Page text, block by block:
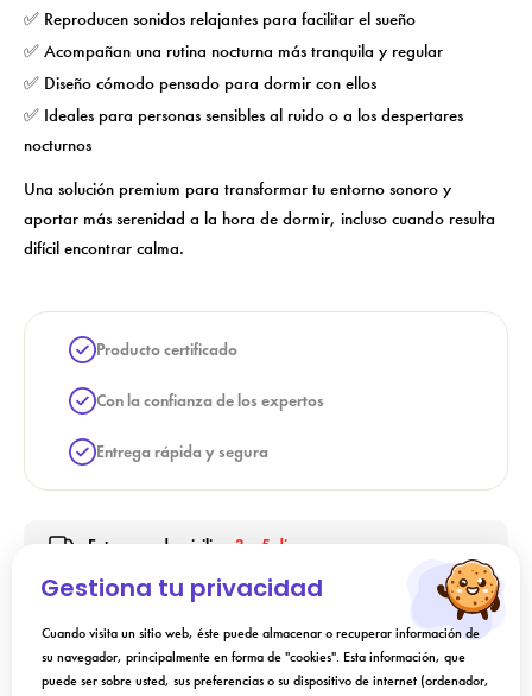
✅ Reproducen sonidos relajantes para facilitar el sueño
✅ Acompañan una rutina nocturna más tranquila y regular
✅ Diseño cómodo pensado para dormir con ellos
✅ Ideales para personas sensibles al ruido o a los despertares
nocturnos
Una solución premium para transformar tu entorno sonoro y
aportar más serenidad a la hora de dormir, incluso cuando resulta
difícil encontrar calma.
Producto certificado
Con la confianza de los expertos
Entrega rápida y segura
Entrega a domicilio - 3 a 5 dias
Indicación
Gestiona tu privacidad
Cuando visita un sitio web, éste puede almacenar o recuperar información de
su navegador, principalmente en forma de "cookies". Esta información, que
puede ser sobre usted, sus preferencias o su dispositivo de internet (ordenador,